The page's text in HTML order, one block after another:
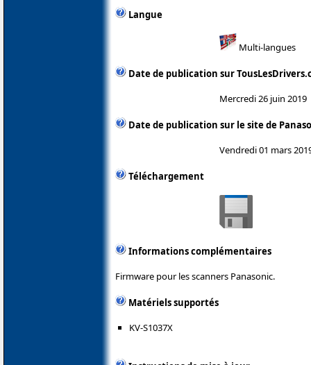
Langue
Multi-langues
Date de publication sur
Mercredi 26 juin 2019
Date de publication sur le site de
Vendredi 01 mars
Téléchargement
Informations complémentaires
Firmware pour les scanners Panasonic.
Matériels supportés
KV-S1037X